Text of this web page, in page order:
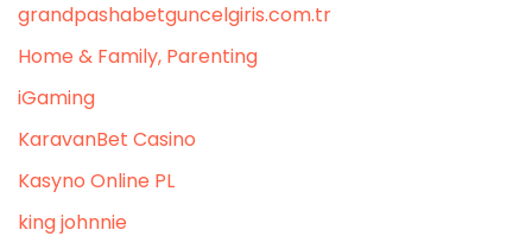
grandpashabetguncelgiris.com.tr
Home & Family, Parenting
iGaming
KaravanBet Casino
Kasyno Online PL
king johnnie